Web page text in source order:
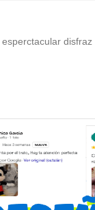
disfraz